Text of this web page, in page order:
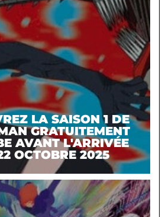
LA SAISON 1 DE
GRATUITEMENT
AVANT L'ARRIVÉE
OCTOBRE 2025